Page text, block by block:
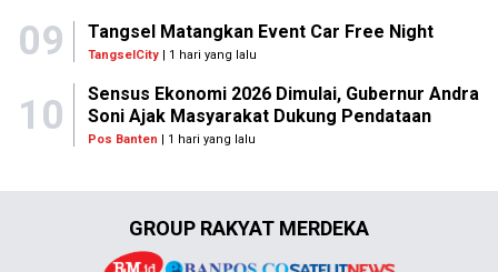
09 Tangsel Matangkan Event Car Free Night
TangselCity | 1 hari yang lalu
10
Sensus Ekonomi 2026 Dimulai, Gubernur Andra
Soni Ajak Masyarakat Dukung Pendataan
Pos Banten | 1 hari yang lalu
GROUP RAKYAT MERDEKA